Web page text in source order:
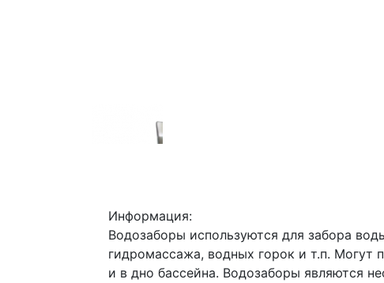
Информация:
Водозаборы используются для забора
гидромассажа, водных горок и т.п. Могут
и в дно бассейна. Водозаборы являются